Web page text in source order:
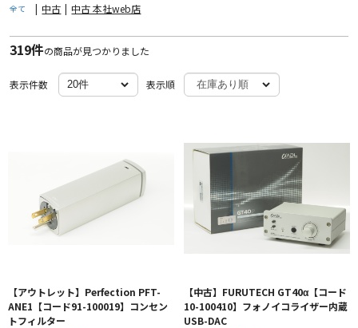
全て | 中古 | 中古 本社web店
319件の商品が見つかりました
表示件数 表示順
【アウトレット】Perfection PFT-
ANE1【コード91-100019】コンセン
トフィルター
【中古】FURUTECH GT40α【コード
10-100410】フォノイコライザー内蔵
USB-DAC